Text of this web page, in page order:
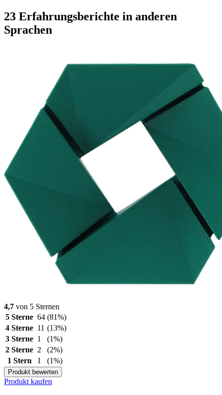
23 Erfahrungsberichte in anderen
Sprachen
4,7 von 5 Sternen
5 Sterne 64 (81%)
4 Sterne 11 (13%)
3 Sterne 1
(1%)
2 Sterne 2
(2%)
1 Stern
1 (1%)
Produkt bewerten
Produkt kaufen